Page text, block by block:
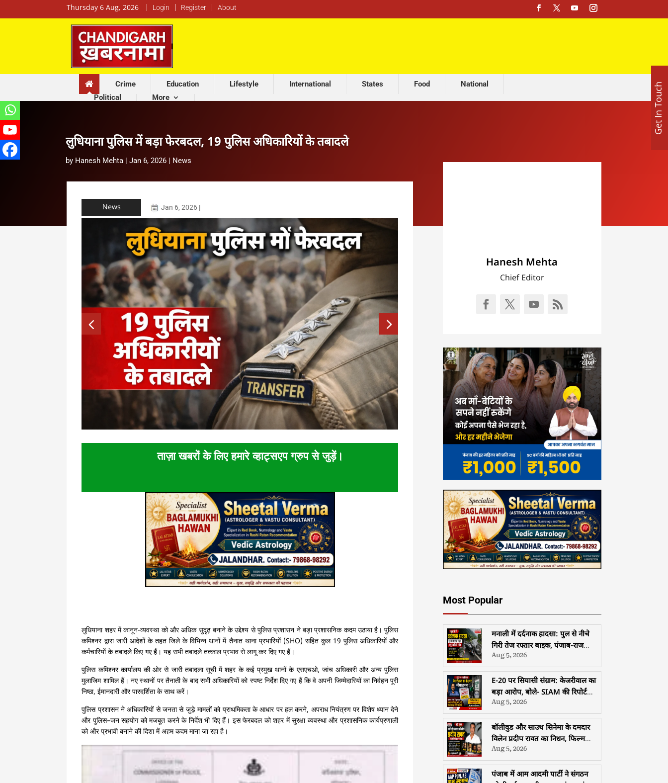
Thursday 6 Aug, 2026 Login Register About
Crime Education Lifestyle International States Food
National
Political
More
लुधियाना पुलिस में बड़ा फेरबदल, 19 पुलिस अधिकारियों के तबादले
by Hanesh Mehta | Jan 6, 2026 | News
News Jan 6, 2026 |
ताज़ा खबरों के लिए हमारे व्हाट्सएप ग्रुप से जुड़ें।
लुधियाना शहर में कानून-व्यवस्था को और अधिक सुदृढ़ बनाने के उद्देश्य से पुलिस प्रशासन ने बड़ा प्रशासनिक कदम उठाया है। पुलिस
कमिश्नर द्वारा जारी आदेशों के तहत जिले के विभिन्न थानों में तैनात थाना प्रभारियों (SHO) सहित कुल 19 पुलिस अधिकारियों और
कर्मचारियों के तबादले किए गए हैं। यह सभी तबादले तत्काल प्रभाव से लागू कर दिए गए हैं।
पुलिस कमिश्नर कार्यालय की ओर से जारी तबादला सूची में शहर के कई प्रमुख थानों के एसएचओ, जांच अधिकारी और अन्य पुलिस
मुलाजिम शामिल हैं। नए स्थानों पर तैनाती के बाद सभी अधिकारियों को स्पष्ट निर्देश दिए गए हैं कि वे अपनी जिम्मेदारियों का निर्वहन पूरी
निष्ठा, ईमानदारी और पारदर्शिता के साथ करें।
पुलिस प्रशासन ने अधिकारियों से जनता से जुड़े मामलों को प्राथमिकता के आधार पर हल करने, अपराध नियंत्रण पर विशेष ध्यान देने
और पुलिस–जन सहयोग को मजबूत करने के निर्देश भी दिए हैं। इस फेरबदल को शहर में सुरक्षा व्यवस्था और प्रशासनिक कार्यप्रणाली
को और प्रभावी बनाने की दिशा में अहम कदम माना जा रहा है।
Hanesh Mehta
Chief Editor
Most Popular
मनाली में दर्दनाक हादसा: पुल से नीचे
गिरी तेज रफ्तार बाइक, पंजाब-राजस्थान
के दो युवकों की मौत
Aug 5, 2026
E-20 पर सियासी संग्राम: केजरीवाल का
बड़ा आरोप, बोले- SIAM की रिपोर्ट
दबाकर वापस कराई गई
Aug 5, 2026
बॉलीवुड और साउथ सिनेमा के दमदार
विलेन प्रदीप रावत का निधन, फिल्म
इंडस्ट्री में शोक की लहर
Aug 5, 2026
पंजाब में आम आदमी पार्टी ने संगठन
Get In Touch